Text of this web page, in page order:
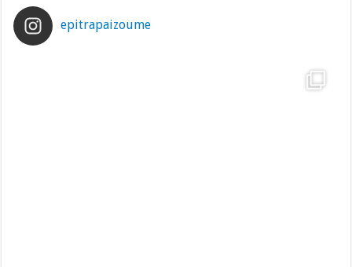
epitrapaizoume